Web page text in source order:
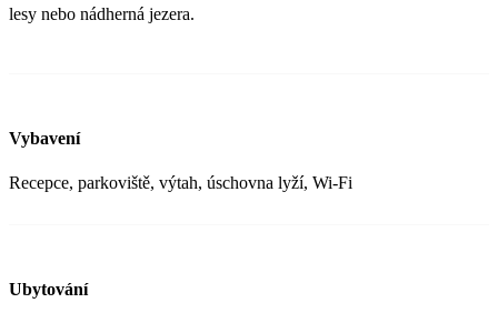
lesy nebo nádherná jezera.
Vybavení
Recepce, parkoviště, výtah, úschovna lyží, Wi-Fi
Ubytování